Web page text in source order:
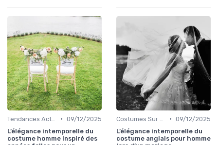
• 09/12/2025
L’élégance intemporelle du
costume homme inspiré des
• 09/12/2025
L’élégance intemporelle du
costume anglais pour homme